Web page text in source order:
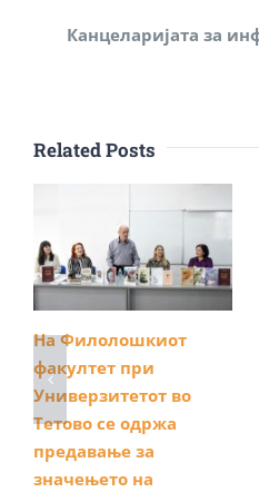
Канцеларијата за
Related Posts
На Филолошкиот
факултет при
Универзитетот во
Тетово се одржа
предавање за
значењето на